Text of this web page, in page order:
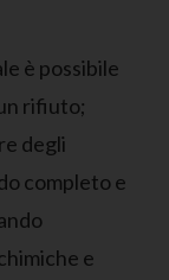
è possibile
rifiuto;
degli
completo e
e